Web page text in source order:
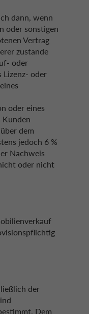
dann, wenn
oder sonstigen
Vertrag
zustande
oder
Lizenz- oder
oder eines
Kunden
dem
jedoch 6 %
Nachweis
oder nicht
der
Dem